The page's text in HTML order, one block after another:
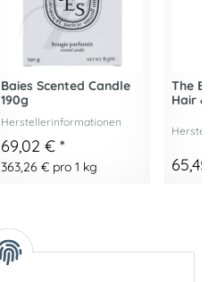
Baies Scented Candle
190g
Herstellerinformationen
69,02 € *
363,26 € pro 1 kg
The
Hair